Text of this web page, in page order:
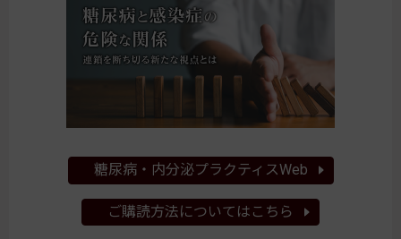
糖尿病・内分泌プラクティスWeb
ご購読方法についてはこちら